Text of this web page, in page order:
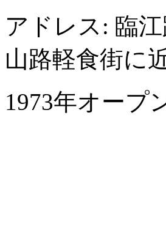
アドレス: 臨
山路軽食街に
1973年オープ